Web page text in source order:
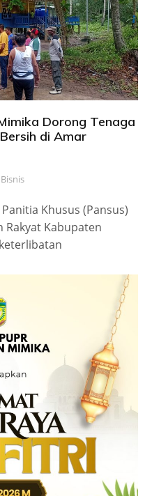
Dorong Tenaga
di Amar
Khusus (Pansus)
Rakyat Kabupaten